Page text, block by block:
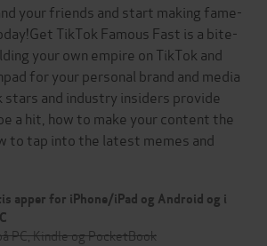
your friends and start making fame-
TikTok Famous Fast is a bite-
your own empire on TikTok and
for your personal brand and media
stars and industry insiders provide
a hit, how to make your content the
to tap into the latest memes and
apper for iPhone/iPad og Android og i
PC, Kindle og PocketBook